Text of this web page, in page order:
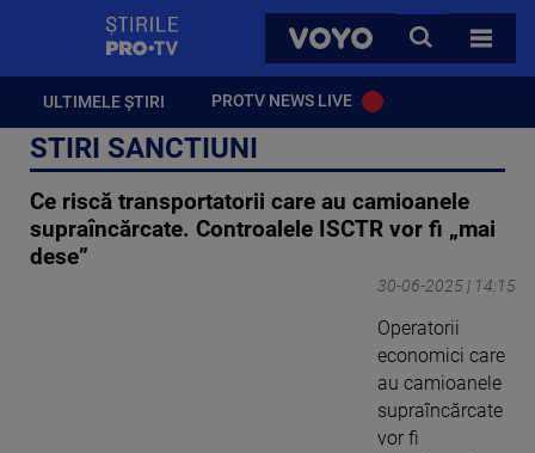
VOYO
CAUTA
TOATE
ULTIMELE ȘTIRI PROTV NEWS LIVE
STIRI SANCTIUNI
Ce riscă transportatorii care au camioanele
supraîncărcate. Controalele ISCTR vor fi „mai
dese”
30-06-2025 | 14:15
Operatorii
economici care
au camioanele
supraîncărcate
vor fi